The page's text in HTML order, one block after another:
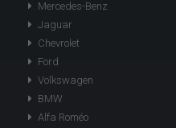
Mercedes-Benz
Jaguar
Chevrolet
Ford
Volkswagen
BMW
Alfa Roméo